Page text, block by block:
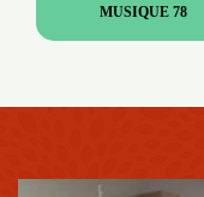
MUSIQUE 78